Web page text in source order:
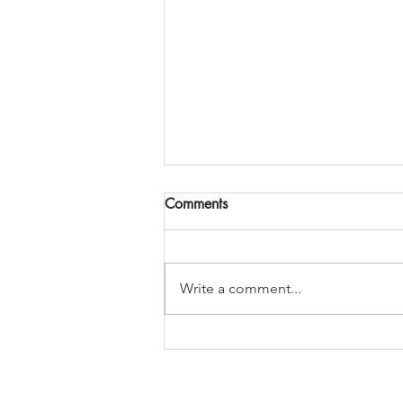
Kui mitte keegi ei olegi Sinuga
Comments
Write a comment...